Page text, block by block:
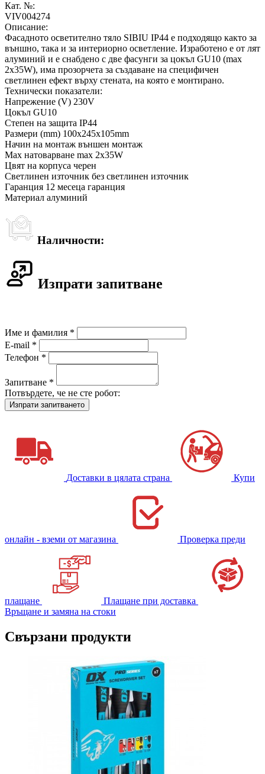
Кат. №:
VIV004274
Описание:
Фасадното осветително тяло SIBIU IP44 е подходящо както за
външно, така и за интериорно осветление. Изработено е от лят
алуминий и е снабдено с две фасунги за цокъл GU10 (max
2x35W), има прозорчета за създаване на специфичен
светлинен ефект върху стената, на която е монтирано.
Технически показатели:
Напрежение (V) 230V
Цокъл GU10
Степен на защита IP44
Размери (mm) 100x245x105mm
Начин на монтаж външен монтаж
Max натоварване max 2x35W
Цвят на корпуса черен
Светлинен източник без светлинен източник
Гаранция 12 месеца гаранция
Материал алуминий
Наличности:
Изпрати запитване
Име и фамилия *
E-mail *
Телефон *
Запитване *
Потвърдете, че не сте робот:
Доставки в цялата страна Купи
онлайн - вземи от магазина Проверка преди
плащане
Плащане при доставка
Връщане и замяна на стоки
Свързани продукти